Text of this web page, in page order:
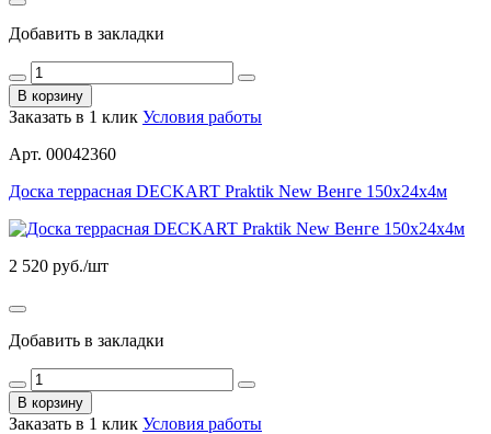
Добавить в закладки
В корзину
Заказать в 1 клик Условия работы
Арт. 00042360
Доска террасная DECKART Praktik New Венге 150х24х4м
2 520 руб./шт
Добавить в закладки
В корзину
Заказать в 1 клик Условия работы